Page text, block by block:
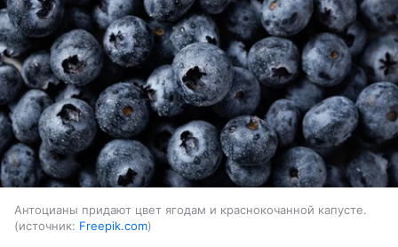
Антоцианы придают цвет ягодам и краснокочанной капусте.
источник: Freepik.com